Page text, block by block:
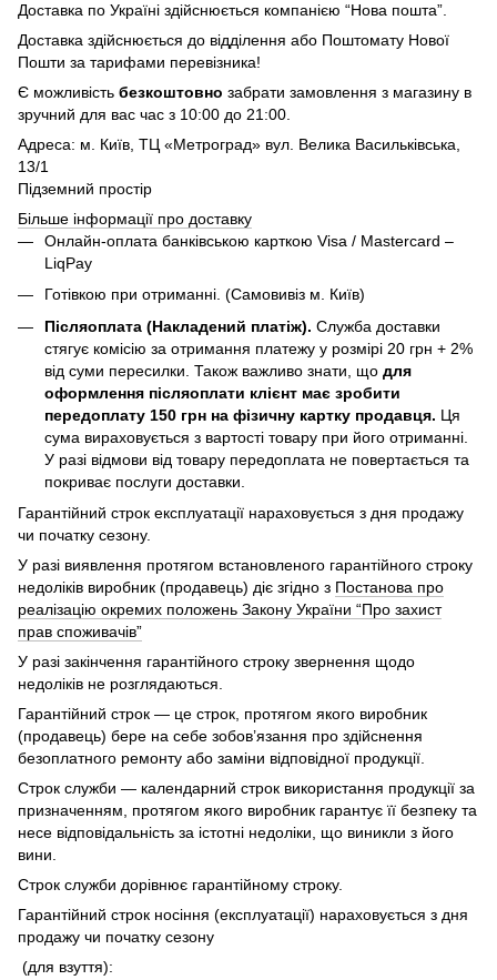
Доставка по Україні здійснюється компанією “Нова пошта”.
Доставка здійснюється до відділення або Поштомату Нової
Пошти за тарифами перевізника!
Є можливість безкоштовно забрати замовлення з магазину в
зручний для вас час з 10:00 до 21:00.
Адреса: м. Київ, ТЦ «Метроград» вул. Велика Васильківська,
13/1
Підземний простір
Більше інформації про доставку
Онлайн-оплата банківською карткою Visa / Mastercard –
LiqPay
Готівкою при отриманні. (Самовивіз м. Київ)
Післяоплата (Накладений платіж). Служба доставки
стягує комісію за отримання платежу у розмірі 20 грн + 2%
від суми пересилки. Також важливо знати, що для
оформлення післяоплати клієнт має зробити
передоплату 150 грн на фізичну картку продавця. Ця
сума вираховується з вартості товару при його отриманні.
У разі відмови від товару передоплата не повертається та
покриває послуги доставки.
Гарантійний строк експлуатації нараховується з дня продажу
чи початку сезону.
У разі виявлення протягом встановленого гарантійного строку
недоліків виробник (продавець) діє згідно з Постанова про
реалізацію окремих положень Закону України “Про захист
прав споживачів”
У разі закінчення гарантійного строку звернення щодо
недоліків не розглядаються.
Гарантійний строк — це строк, протягом якого виробник
(продавець) бере на себе зобов’язання про здійснення
безоплатного ремонту або заміни відповідної продукції.
Строк служби — календарний строк використання продукції за
призначенням, протягом якого виробник гарантує її безпеку та
несе відповідальність за істотні недоліки, що виникли з його
вини.
Строк служби дорівнює гарантійному строку.
Гарантійний строк носіння (експлуатації) нараховується з дня
продажу чи початку сезону
(для взуття):